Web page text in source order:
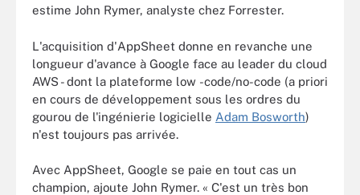
estime John Rymer, analyste chez Forrester.
L'acquisition d'AppSheet donne en revanche une
longueur d'avance à Google face au leader du cloud
AWS - dont la plateforme low -code/no-code (a priori
en cours de développement sous les ordres du
gourou de l'ingénierie logicielle Adam Bosworth)
n'est toujours pas arrivée.
Avec AppSheet, Google se paie en tout cas un
champion, ajoute John Rymer. « C'est un très bon